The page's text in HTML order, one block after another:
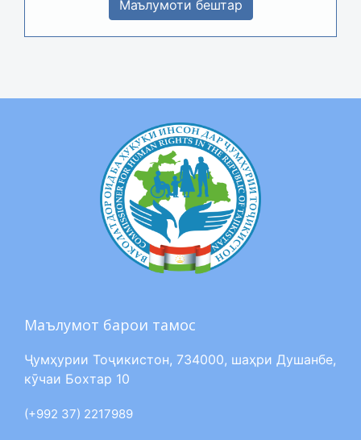
Маълумоти бештар
Маълумот барои тамос
Ҷумҳурии Тоҷикистон, 734000, шаҳри Душанбе,
кӯчаи Бохтар 10
(+992 37) 2217989